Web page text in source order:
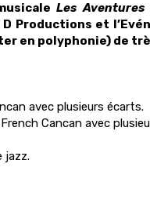
Les Aventures
Productions et
en polyphonie) de
avec plusieurs écarts.
Cancan avec
jazz.